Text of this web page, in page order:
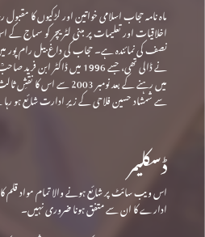
ماہ نامہ حجاب اسلامی خواتین اور لڑکیوں کا
اخلاقیات اور تعلیمات پر مبنی لٹریچر کو سماج
نے ڈالی تھی، جسے 1996 میں
میں رہنے کے بعد نومبر
سے شمشاد حسین فلاحی کے زیرِ ادارت شائع ہو
ڈسکلیمر
اس ویب سائٹ پر شائع ہونے والا تمام مواد قلم
ادارے کا ان سے متفق ہونا ضروری نہیں۔